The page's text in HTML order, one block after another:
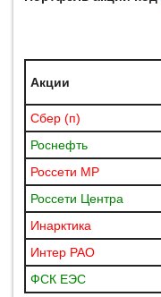
Акции
Сбер (п)
Роснефть
Россети МР
Россети Центра
Инарктика
Интер РАО
ФСК ЕЭС